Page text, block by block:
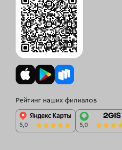
Рейтинг наших филиалов